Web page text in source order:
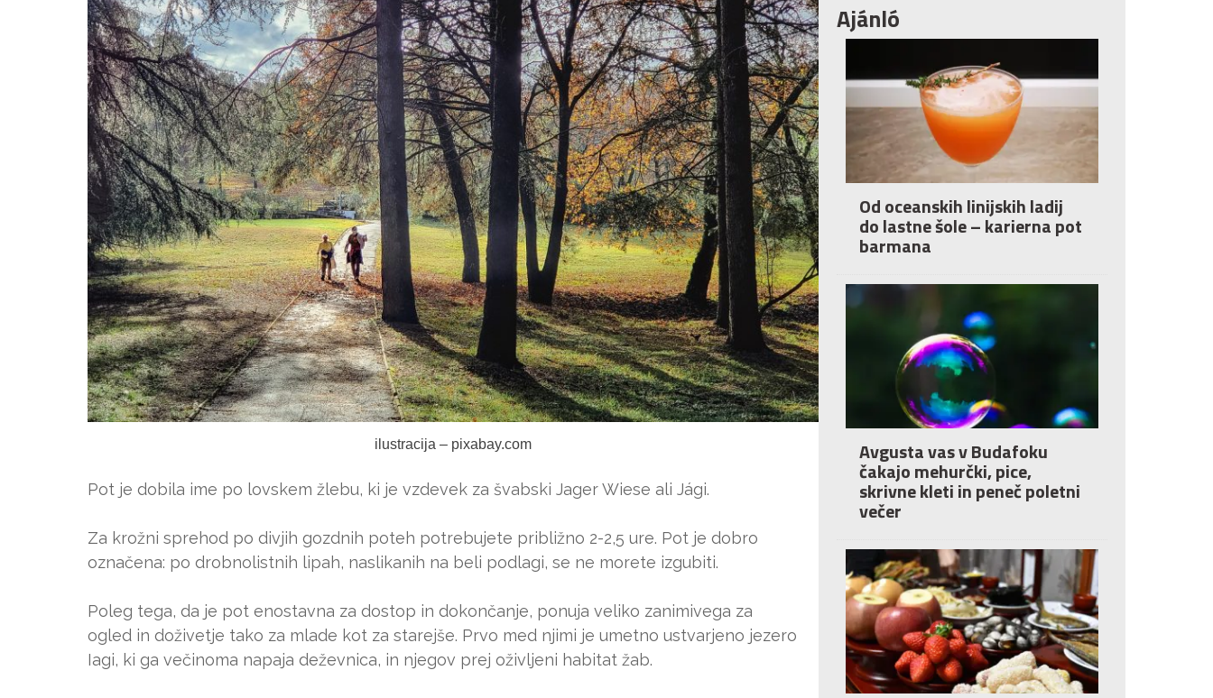
ilustracija – pixabay.com
Pot je dobila ime po lovskem žlebu, ki je vzdevek za švabski Jager Wiese ali Jági.
Za krožni sprehod po divjih gozdnih poteh potrebujete približno 2-2,5 ure. Pot je dobro
označena: po drobnolistnih lipah, naslikanih na beli podlagi, se ne morete izgubiti.
Poleg tega, da je pot enostavna za dostop in dokončanje, ponuja veliko zanimivega za
ogled in doživetje tako za mlade kot za starejše. Prvo med njimi je umetno ustvarjeno jezero
Iagi, ki ga večinoma napaja deževnica, in njegov prej oživljeni habitat žab.
Ajánló
Od oceanskih linijskih ladij
do lastne šole – karierna pot
barmana
Avgusta vas v Budafoku
čakajo mehurčki, pice,
skrivne kleti in peneč poletni
večer